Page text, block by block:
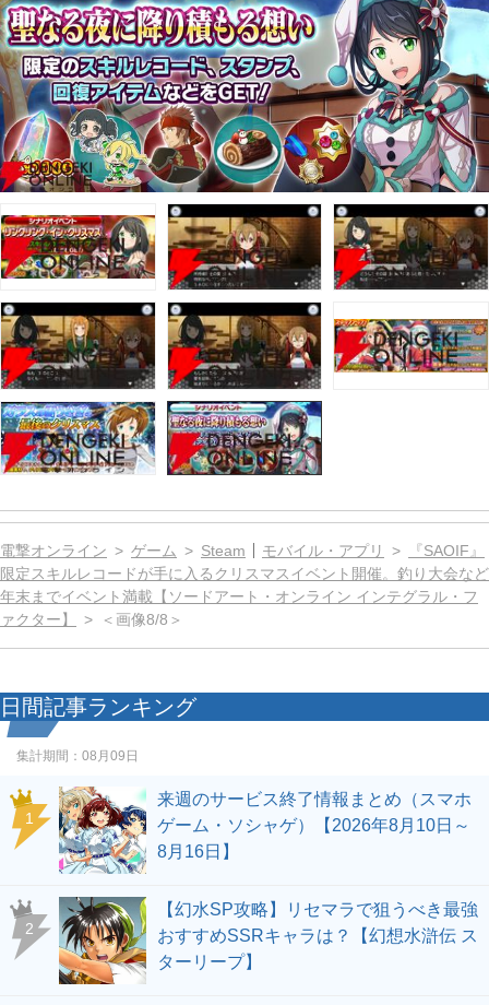
電撃オンライン ゲーム Steam モバイル・アプリ
『SAOIF』
限定スキルレコードが手に入るクリスマスイベント開催。釣り大会など
年末までイベント満載【ソードアート・オンライン インテグラル・フ
ァクター】
＜画像8/8＞
日間記事ランキング
集計期間： 08月09日
1
来週のサービス終了情報まとめ（スマホ
ゲーム・ソシャゲ）【2026年8月10日～
8月16日】
2
【幻水SP攻略】リセマラで狙うべき最強
おすすめSSRキャラは？【幻想水滸伝 ス
ターリープ】